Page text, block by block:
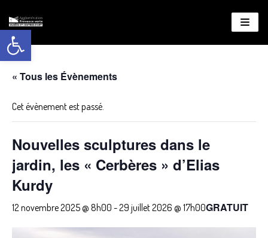
Ouvrir la barre d’outils
Aller
au
contenu
« Tous les Évènements
Cet évènement est passé.
Nouvelles sculptures dans le
jardin, les « Cerbères » d’Elias
Kurdy
12 novembre 2025 @ 8h00 -29 juillet 2026 @ 17h00GRATUIT